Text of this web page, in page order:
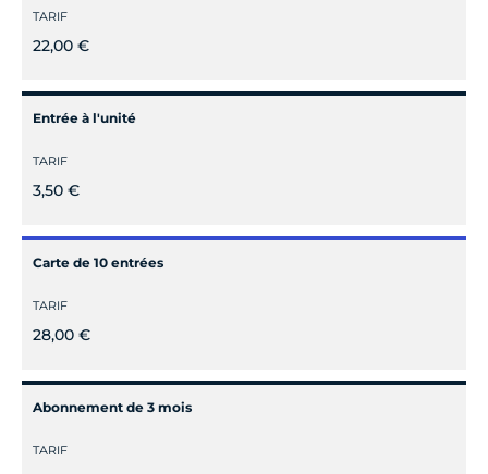
TARIF
22,00 €
Entrée à l'unité
TARIF
3,50 €
Carte de 10 entrées
TARIF
28,00 €
Abonnement de 3 mois
TARIF